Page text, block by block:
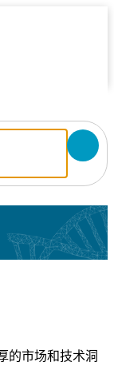
的市场和技术洞